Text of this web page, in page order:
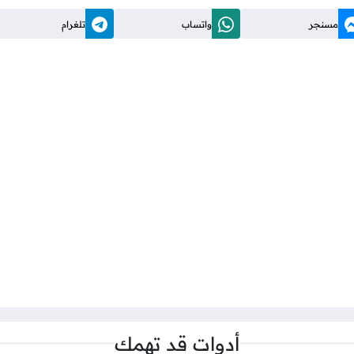
مسنجر واتساب تلغرام
أدوات قد تهمك